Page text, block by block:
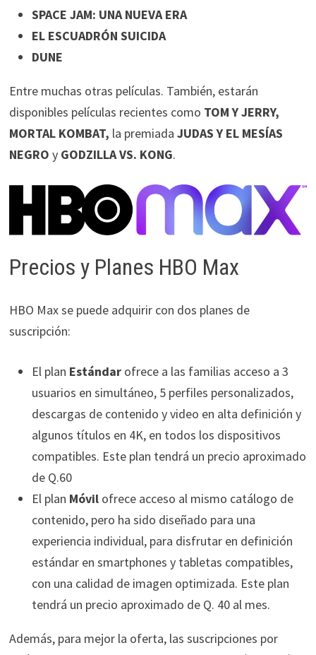
SPACE JAM: UNA NUEVA ERA
EL ESCUADRÓN SUICIDA
DUNE
Entre muchas otras películas. También, estarán
disponibles películas recientes como TOM Y JERRY,
MORTAL KOMBAT, la premiada JUDAS Y EL MESÍAS
NEGRO yGODZILLA VS. KONG.
Precios y Planes HBO Max
HBO Max se puede adquirir con dos planes de
suscripción:
El plan Estándarofrece a las familias acceso a 3
usuarios en simultáneo, 5 perfiles personalizados,
descargas de contenido y video en alta definición y
algunos títulos en 4K, en todos los dispositivos
compatibles. Este plan tendrá un precio aproximado
de Q.60
El plan Móvilofrece acceso al mismo catálogo de
contenido, pero ha sido diseñado para una
experiencia individual, para disfrutar en definición
estándar en smartphones y tabletas compatibles,
con una calidad de imagen optimizada. Este plan
tendrá un precio aproximado de Q. 40 al mes.
Además, para mejor la oferta, las suscripciones por